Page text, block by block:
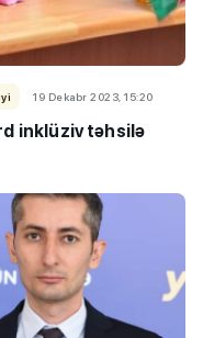
19 Dekabr 2023, 15:20
inklüziv təhsilə